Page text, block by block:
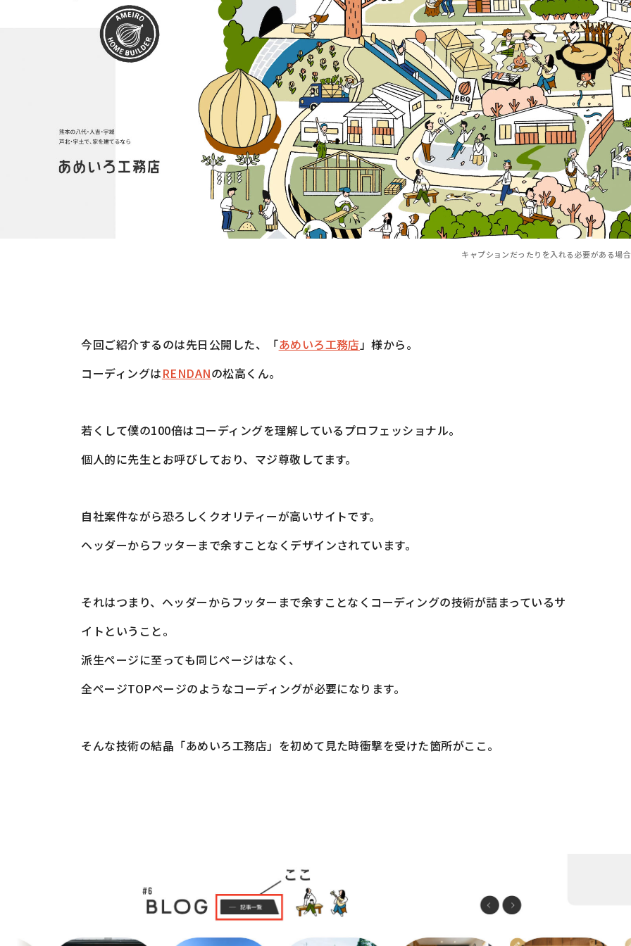
キャプションだったりを入れる必要がある場合
今回ご紹介するのは先日公開した、「あめいろ工務店 」様から。
コーディングはRENDANの松高くん。
若くして僕の100倍はコーディングを理解しているプロフェッショナル。
個人的に先生とお呼びしており、マジ尊敬してます。
自社案件ながら恐ろしくクオリティーが高いサイトです。
ヘッダーからフッターまで余すことなくデザインされています。
それはつまり、ヘッダーからフッターまで余すことなくコーディングの技術が詰まっているサ
イトということ。
派生ページに至っても同じページはなく、
全ページTOPページのようなコーディングが必要になります。
そんな技術の結晶「あめいろ工務店」を初めて見た時衝撃を受けた箇所がここ。